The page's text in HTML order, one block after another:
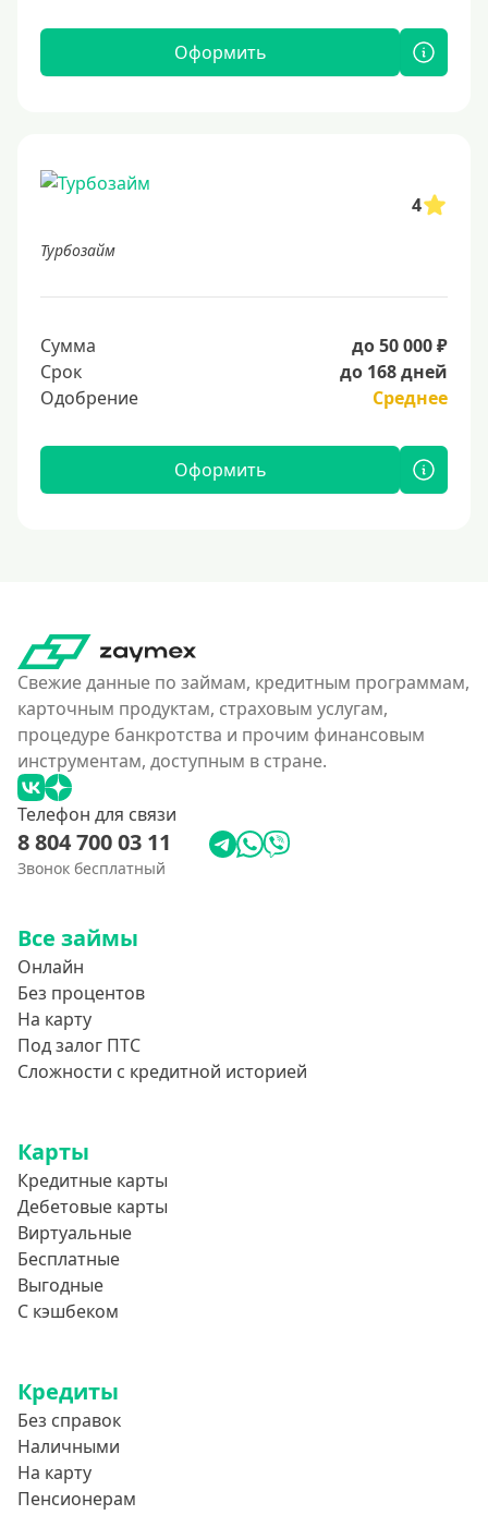
Оформить
4
Турбозайм
Сумма
до 50 000 ₽
Срок
до 168 дней
Одобрение
Среднее
Оформить
Свежие данные по займам, кредитным программам,
карточным продуктам, страховым услугам,
процедуре банкротства и прочим финансовым
инструментам, доступным в стране.
Телефон для связи
8 804 700 03 11
Звонок бесплатный
Все займы
Онлайн
Без процентов
На карту
Под залог ПТС
Сложности с кредитной историей
Карты
Кредитные карты
Дебетовые карты
Виртуальные
Бесплатные
Выгодные
С кэшбеком
Кредиты
Без справок
Наличными
На карту
Пенсионерам